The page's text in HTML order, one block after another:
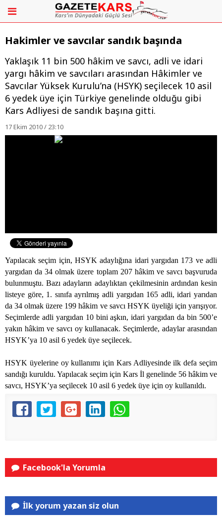
Hakimler ve savcılar sandık başında
Yaklaşık 11 bin 500 hâkim ve savcı, adli ve idari
yargı hâkim ve savcıları arasından Hâkimler ve
Savcılar Yüksek Kurulu’na (HSYK) seçilecek 10 asil
6 yedek üye için Türkiye genelinde olduğu gibi
Kars Adliyesi de sandık başına gitti.
17 Ekim 2010 / 23:10
Yapılacak seçim için, HSYK adaylığına idari yargıdan 173 ve adli
yargıdan da 34 olmak üzere toplam 207 hâkim ve savcı başvuruda
bulunmuştu. Bazı adayların adaylıktan çekilmesinin ardından kesin
listeye göre, 1. sınıfa ayrılmış adli yargıdan 165 adli, idari yarıdan
da 34 olmak üzere 199 hâkim ve savcı HSYK üyeliği için yarışıyor.
Seçimlerde adli yargıdan 10 bini aşkın, idari yargıdan da bin 500’e
yakın hâkim ve savcı oy kullanacak. Seçimlerde, adaylar arasından
HSYK’ya 10 asil 6 yedek üye seçilecek.
HSYK üyelerine oy kullanımı için Kars Adliyesinde ilk defa seçim
sandığı kuruldu. Yapılacak seçim için Kars İl genelinde 56 hâkim ve
savcı, HSYK’ya seçilecek 10 asil 6 yedek üye için oy kullanıldı.
Facebook'la Yorumla
İlk yorum yazan siz olun